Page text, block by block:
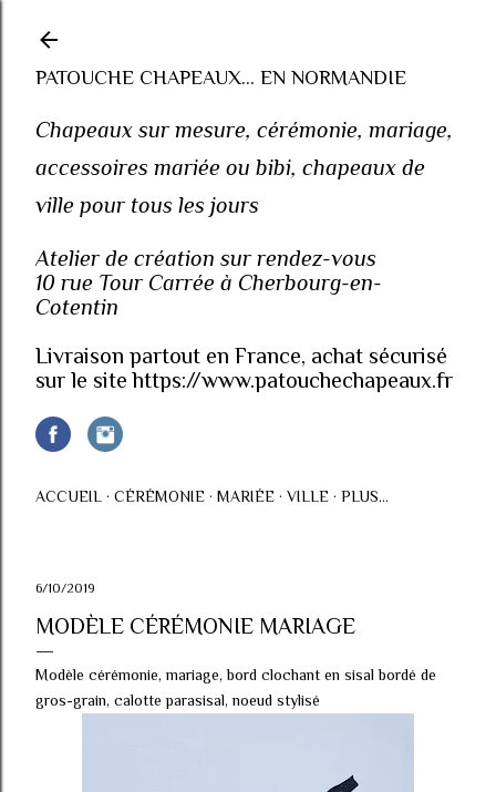
PATOUCHE CHAPEAUX... EN NORMANDIE
Chapeaux sur mesure, cérémonie, mariage,
accessoires mariée ou bibi, chapeaux de
ville pour tous les jours
Atelier de création sur rendez-vous
10 rue Tour Carrée à Cherbourg-en-
Cotentin
Livraison partout en France, achat sécurisé
sur le site https://www.patouchechapeaux.fr
ACCUEIL CÉRÉMONIE MARIÉE VILLE PLUS…
6/10/2019
MODÈLE CÉRÉMONIE MARIAGE
Modèle cérémonie, mariage, bord clochant en sisal bordé de
gros-grain, calotte parasisal, noeud stylisé